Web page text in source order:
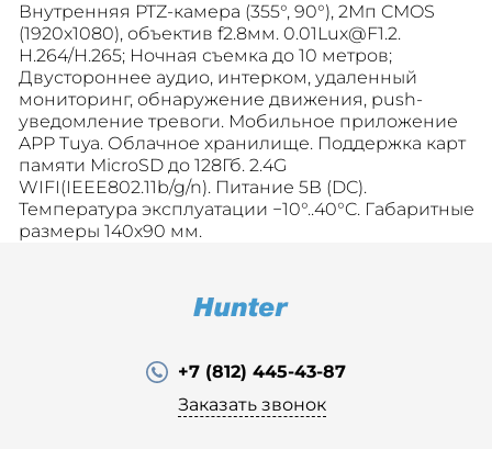
Внутренняя PTZ-камера (355°, 90°), 2Мп CMOS
(1920x1080), объектив f2.8мм. 0.01Lux@F1.2.
H.264/H.265; Ночная съемка до 10 метров;
Двустороннее аудио, интерком, удаленный
мониторинг, обнаружение движения, push-
уведомление тревоги. Мобильное приложение
APP Tuya. Облачное хранилище. Поддержка карт
памяти MicroSD до 128Гб. 2.4G
WIFI(IEEE802.11b/g/n). Питание 5В (DC).
Температура эксплуатации −10°..40°C. Габаритные
размеры 140х90 мм.
+7 (812) 445-43-87
Заказать звонок